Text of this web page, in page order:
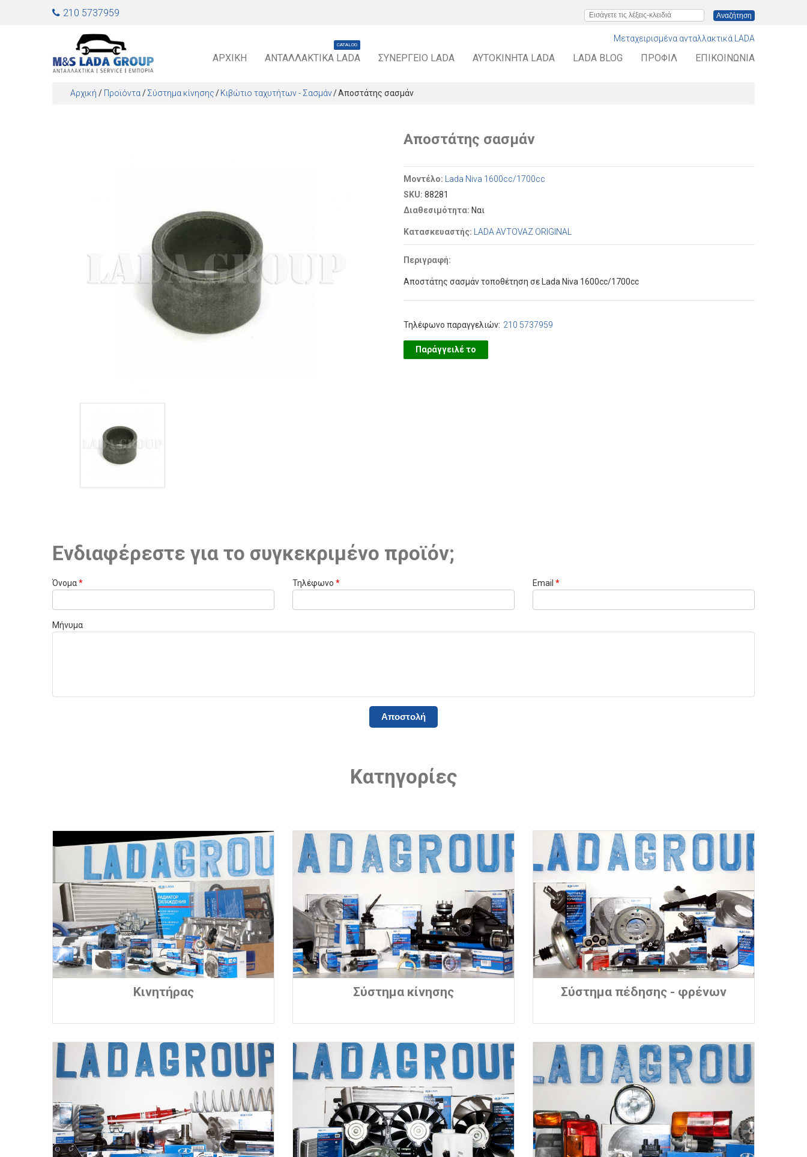
Jump to navigation210 5737959 Εισάγετε τις λέξεις-κλειδιά
Μεταχειρισμένα ανταλλακτικά LADA
ΑΡΧΙΚΉ ΑΝΤΑΛΛΑΚΤΙΚΆ LADA
CATALOG
ΣΥΝΕΡΓΕΊΟ LADA ΑΥΤΟΚΊΝΗΤΑ LADA LADA BLOG ΠΡΟΦΊΛ ΕΠΙΚΟΙΝΩΝΊΑ
Αρχική / Προϊόντα /Σύστημα κίνησης Κιβώτιο ταχυτήτων - Σασμάν Αποστάτης σασμάν
Αποστάτης σασμάν
Μοντέλο:
Lada Niva 1600cc/1700cc
SKU: 88281
Διαθεσιμότητα: Ναι
Κατασκευαστής: LADA AVTOVAZ ORIGINAL
Περιγραφή:
Αποστάτης σασμάν τοποθέτηση σε Lada Niva 1600cc/1700cc
Τηλέφωνο παραγγελιών: 210 5737959
Παράγγειλέ το
Ενδιαφέρεστε για το συγκεκριμένο προϊόν;
Όνομα* Τηλέφωνο * Email *
Μήνυμα
Κατηγορίες
Κινητήρας Σύστημα κίνησης Σύστημα πέδησης - φρένων